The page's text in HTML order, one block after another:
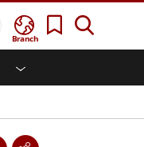
Branch